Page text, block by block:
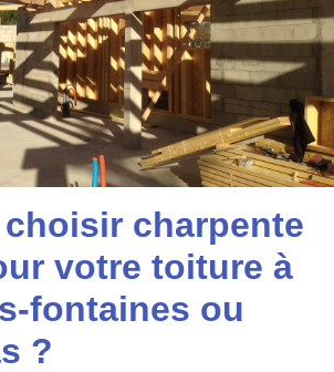
charpente
votre toiture à
fontaines ou
?